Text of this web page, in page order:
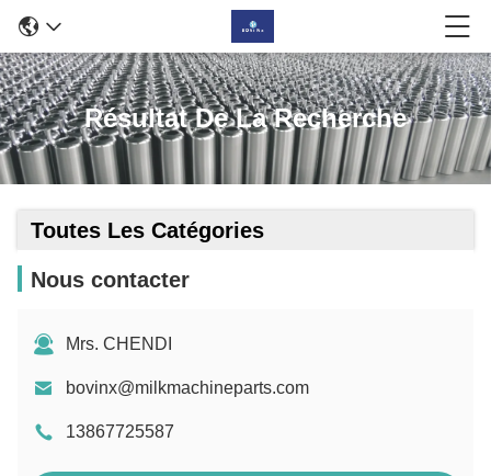
Résultat De La Recherche
Toutes Les Catégories
Nous contacter
Mrs. CHENDI
bovinx@milkmachineparts.com
13867725587